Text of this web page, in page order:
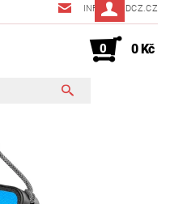
INFO@JMDCZ.CZ
0 0 Kč